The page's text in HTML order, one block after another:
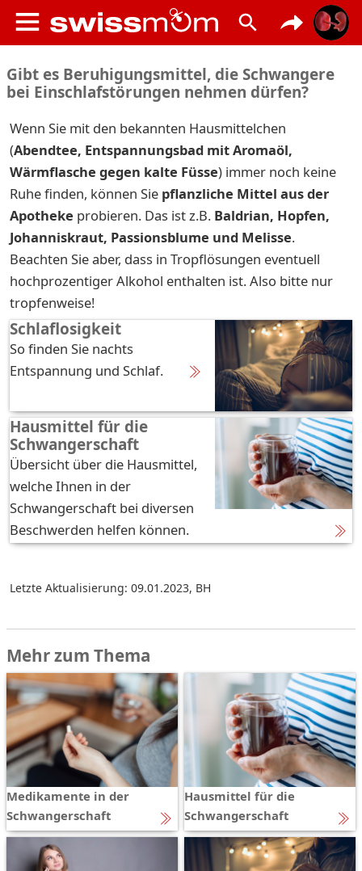
Gibt es Beruhigungsmittel, die Schwangere
bei Einschlafstörungen nehmen dürfen?
Wenn Sie mit den bekannten Hausmittelchen
(Abendtee, Entspannungsbad mit Aromaöl,
Wärmflasche gegen kalte Füsse) immer noch keine
Ruhe finden, können Sie pflanzliche Mittel aus der
Apotheke probieren. Das ist z.B. Baldrian, Hopfen,
Johanniskraut, Passionsblume und Melisse.
Beachten Sie aber, dass in Tropflösungen eventuell
hochprozentiger Alkohol enthalten ist. Also bitte nur
tropfenweise!
Schlaflosigkeit
So finden Sie nachts
Entspannung und Schlaf.
Hausmittel für die
Schwangerschaft
Übersicht über die Hausmittel,
welche Ihnen in der
Schwangerschaft bei diversen
Beschwerden helfen können.
Letzte Aktualisierung: 09.01.2023, BH
Mehr zum Thema
Medikamente in der
Schwangerschaft
Hausmittel für die
Schwangerschaft